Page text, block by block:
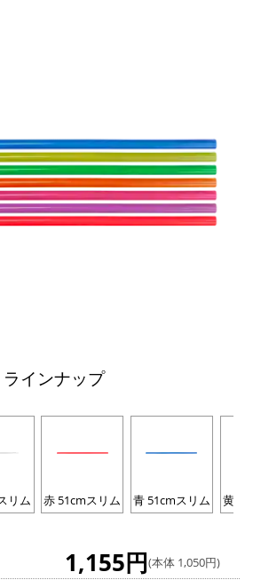
ラインナップ
リム 赤 51cmスリム 青 51cmスリム 黄
1,155円(本体 1,050円)